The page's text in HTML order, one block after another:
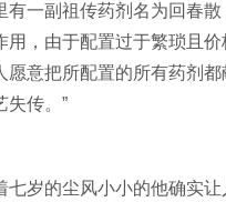
有一副祖传药剂名为回春
用，由于配置过于繁琐且
愿意把所配置的所有药剂都
失传。”
七岁的尘风小小的他确实让